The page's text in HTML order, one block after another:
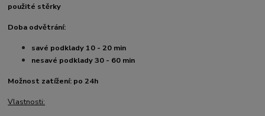
použité stěrky
Doba odvětrání:
savé podklady 10 - 20 min
nesavé podklady 30 - 60 min
Možnost zatížení: po 24h
Vlastnosti: